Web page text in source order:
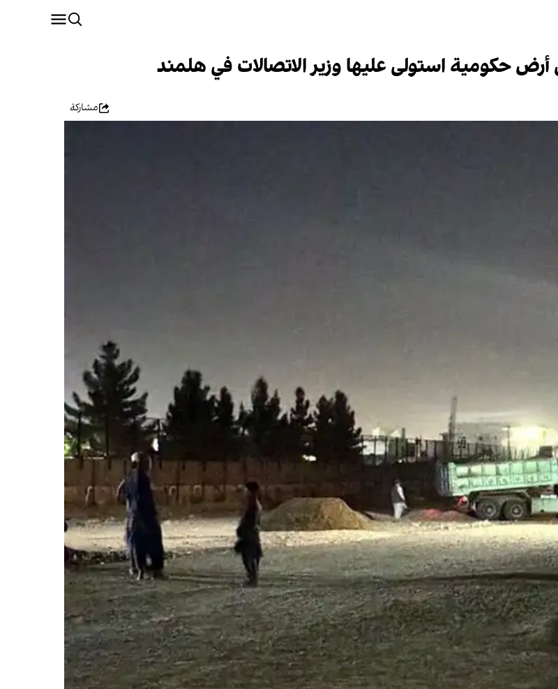
حكومية استولى عليها وزير الاتصالات في هلمند
مشاركة